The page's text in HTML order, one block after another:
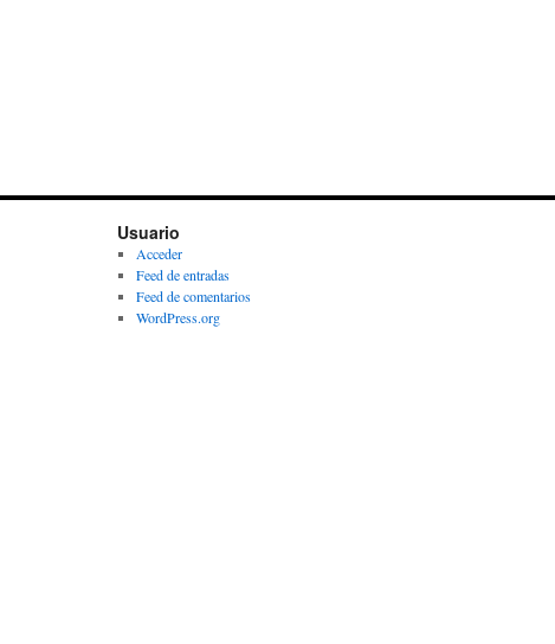
Usuario
Acceder
Feed de entradas
Feed de comentarios
WordPress.org